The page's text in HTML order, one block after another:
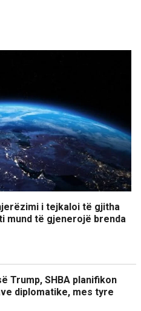
i tejkaloi të gjitha
mund të gjenerojë brenda
Trump, SHBA planifikon
diplomatike, mes tyre